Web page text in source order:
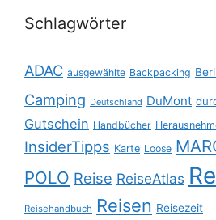
Schlagwörter
ADAC ausgewählte Backpacking
Camping Deutschland DuMont
Gutschein Handbücher
InsiderTipps Karte Loose
POLO Reise ReiseAtlas
Reisehandbuch Reisen Reisezeit